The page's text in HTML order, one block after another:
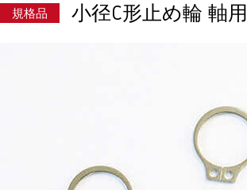
規格品 小径C形止め輪 軸用